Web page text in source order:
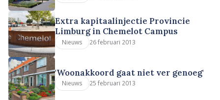
Extra kapitaalinjectie Provincie
Limburg in Chemelot Campus
Nieuws 26 februari 2013
'Woonakkoord gaat niet ver genoeg'
Nieuws 25 februari 2013